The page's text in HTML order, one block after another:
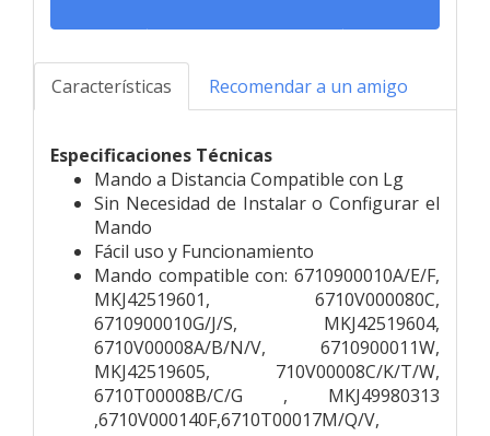
Características Recomendar a un amigo
Especificaciones Técnicas
Mando a Distancia Compatible con Lg
Sin Necesidad de Instalar o Configurar el
Mando
Fácil uso y Funcionamiento
Mando compatible con: 6710900010A/E/F,
MKJ42519601, 6710V000080C,
6710900010G/J/S, MKJ42519604,
6710V00008A/B/N/V, 6710900011W,
MKJ42519605, 710V00008C/K/T/W,
6710T00008B/C/G , MKJ49980313
,6710V000140F,6710T00017M/Q/V,